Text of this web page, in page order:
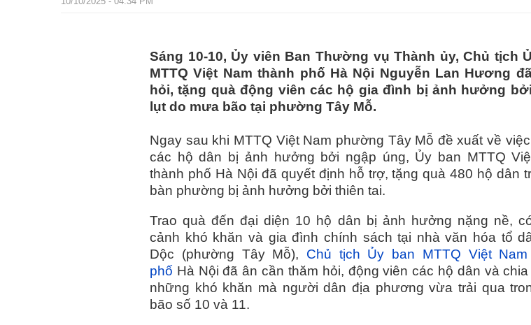
Sáng 10-10, Ủy viên Ban Thường vụ Thành ủy, Chủ tịch
MTTQ Việt Nam thành phố Hà Nội Nguyễn Lan Hương
hỏi, tặng quà động viên các hộ gia đình bị ảnh hưởng
lụt do mưa bão tại phường Tây Mỗ.
Ngay sau khi MTTQ Việt Nam phường Tây Mỗ đề xuất về
các hộ dân bị ảnh hưởng bởi ngập úng, Ủy ban MTTQ
thành phố Hà Nội đã quyết định hỗ trợ, tặng quà 480 hộ dân
bàn phường bị ảnh hưởng bởi thiên tai.
Trao quà đến đại diện 10 hộ dân bị ảnh hưởng nặng nề,
cảnh khó khăn và gia đình chính sách tại nhà văn hóa tổ
Dộc (phường Tây Mỗ), Chủ tịch Ủy ban MTTQ Việt Nam
phố Hà Nội đã ân cần thăm hỏi, động viên các hộ dân và
những khó khăn mà người dân địa phương vừa trải qua
bão số 10 và 11.